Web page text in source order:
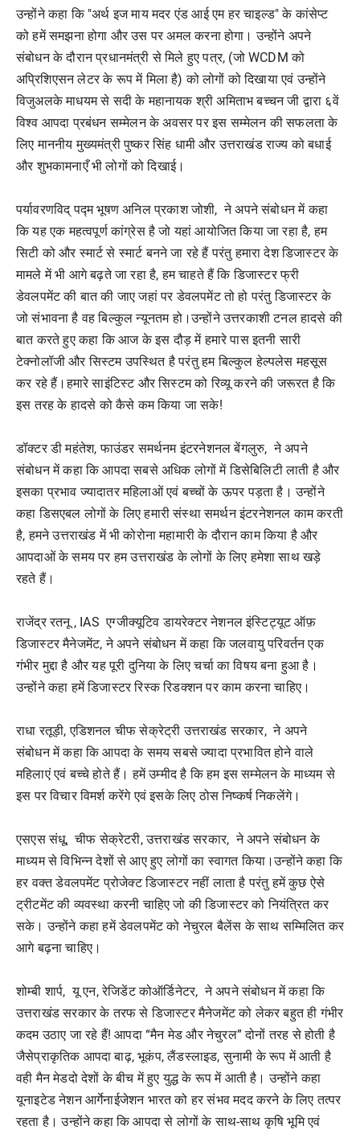
उन्होंने कहा कि "अर्थ इज माय मदर एंड आई एम हर चाइल्ड" के कांसेप्ट
को हमें समझना होगा और उस पर अमल करना होगा। उन्होंने अपने
संबोधन के दौरान प्रधानमंत्री से मिले हुए पत्र, (जो WCDM को
अप्रिशिएसन लेटर के रूप में मिला है) को लोगों को दिखाया एवं उन्होंने
विजुअलके माधयम से सदी के महानायक श्री अमिताभ बच्चन जी द्वारा ६वें
विश्व आपदा प्रबंधन सम्मेलन के अवसर पर इस सम्मेलन की सफलता के
लिए माननीय मुख्यमंत्री पुष्कर सिंह धामी और उत्तराखंड राज्य को बधाई
और शुभकामनाएँ भी लोगों को दिखाई।
पर्यावरणविद् पद्म भूषण अनिल प्रकाश जोशी, ने अपने संबोधन में कहा
कि यह एक महत्वपूर्ण कांग्रेस है जो यहां आयोजित किया जा रहा है, हम
सिटी को और स्मार्ट से स्मार्ट बनने जा रहे हैं परंतु हमारा देश डिजास्टर के
मामले में भी आगे बढ़ते जा रहा है, हम चाहते हैं कि डिजास्टर फ्री
डेवलपमेंट की बात की जाए जहां पर डेवलपमेंट तो हो परंतु डिजास्टर के
जो संभावना है वह बिल्कुल न्यूनतम हो।उन्होंने उत्तरकाशी टनल हादसे की
बात करते हुए कहा कि आज के इस दौड़ में हमारे पास इतनी सारी
टेक्नोलॉजी और सिस्टम उपस्थित है परंतु हम बिल्कुल हेल्पलेस महसूस
कर रहे हैं।हमारे साइंटिस्ट और सिस्टम को रिव्यू करने की जरूरत है कि
इस तरह के हादसे को कैसे कम किया जा सके!
डॉक्टर डी महंतेश, फाउंडर समर्थनम इंटरनेशनल बेंगलुरु, ने अपने
संबोधन में कहा कि आपदा सबसे अधिक लोगों में डिसेबिलिटी लाती है और
इसका प्रभाव ज्यादातर महिलाओं एवं बच्चों के ऊपर पड़ता है। उन्होंने
कहा डिसएबल लोगों के लिए हमारी संस्था समर्थन इंटरनेशनल काम करती
है, हमने उत्तराखंड में भी कोरोना महामारी के दौरान काम किया है और
आपदाओं के समय पर हम उत्तराखंड के लोगों के लिए हमेशा साथ खड़े
रहते हैं।
राजेंद्र रतनू , IAS एग्जीक्यूटिव डायरेक्टर नेशनल इंस्टिट्यूट ऑफ़
डिजास्टर मैनेजमेंट, ने अपने संबोधन में कहा कि जलवायु परिवर्तन एक
गंभीर मुद्दा है और यह पूरी दुनिया के लिए चर्चा का विषय बना हुआ है।
उन्होंने कहा हमें डिजास्टर रिस्क रिडक्शन पर काम करना चाहिए।
राधा रतूड़ी, एडिशनल चीफ सेक्रेट्री उत्तराखंड सरकार, ने अपने
संबोधन में कहा कि आपदा के समय सबसे ज्यादा प्रभावित होने वाले
महिलाएं एवं बच्चे होते हैं। हमें उम्मीद है कि हम इस सम्मेलन के माध्यम से
इस पर विचार विमर्श करेंगे एवं इसके लिए ठोस निष्कर्ष निकलेंगे।
एसएस संधू, चीफ सेक्रेटरी, उत्तराखंड सरकार, ने अपने संबोधन के
माध्यम से विभिन्न देशों से आए हुए लोगों का स्वागत किया।उन्होंने कहा कि
हर वक्त डेवलपमेंट प्रोजेक्ट डिजास्टर नहीं लाता है परंतु हमें कुछ ऐसे
ट्रीटमेंट की व्यवस्था करनी चाहिए जो की डिजास्टर को नियंत्रित कर
सके। उन्होंने कहा हमें डेवलपमेंट को नेचुरल बैलेंस के साथ सम्मिलित कर
आगे बढ़ना चाहिए।
शोम्बी शार्प, यू एन, रेजिडेंट कोऑर्डिनेटर, ने अपने संबोधन में कहा कि
उत्तराखंड सरकार के तरफ से डिजास्टर मैनेजमेंट को लेकर बहुत ही गंभीर
कदम उठाए जा रहे हैं! आपदा “मैन मेड और नेचुरल” दोनों तरह से होती है
जैसेप्राकृतिक आपदा बाढ़, भूकंप, लैंडस्लाइड, सुनामी के रूप में आती है
वही मैन मेडदो देशों के बीच में हुए युद्ध के रूप में आती है। उन्होंने कहा
यूनाइटेड नेशन आर्गेनाईजेशन भारत को हर संभव मदद करने के लिए तत्पर
रहता है। उन्होंने कहा कि आपदा से लोगों के साथ-साथ कृषि भूमि एवं